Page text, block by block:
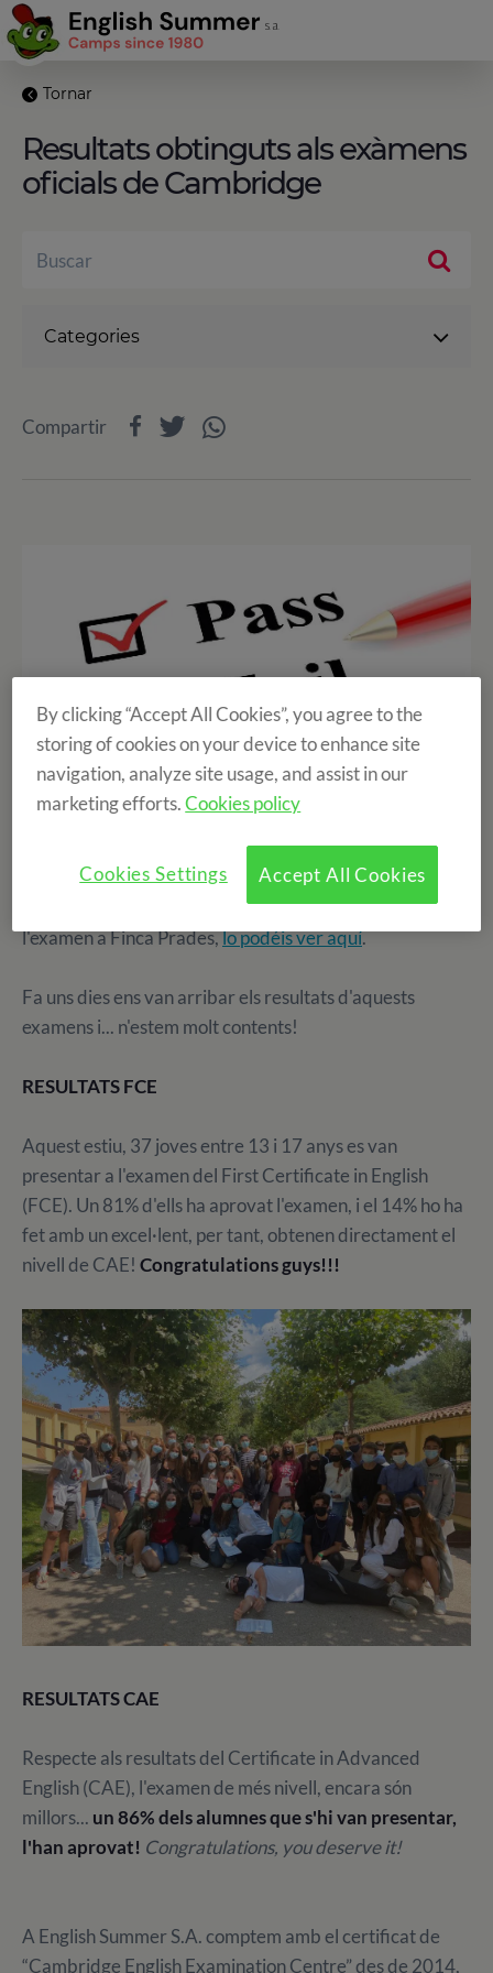
Tornar
Resultats obtinguts als exàmens
oficials de Cambridge
A finals d'agost us explicavem com els nostres alumnes
s'havien estat preparant pels exàmes oficials de
Cambridge FCE o CAE, i el moment de la realització de
l'examen a Finca Prades,lo podéis ver aquí.
Fa uns dies ens van arribar els resultats d'aquests
examens i... n'estem molt contents!
RESULTATS FCE
Aquest estiu, 37 joves entre 13 i 17 anys es van
presentar a l'examen del First Certificate in English
(FCE). Un 81% d'ells ha aprovat l'examen, i el 14% ho ha
fet amb un excel·lent, per tant, obtenen directament el
nivell de CAE! Congratulations guys!!!
RESULTATS CAE
Respecte als resultats del Certificate in Advanced
English (CAE), l'examen de més nivell, encara són
millors... un 86% dels alumnes que s'hi van presentar,
l'han aprovat! Congratulations, you deserve it!
A English Summer S.A. comptem amb el certificat de
“Cambridge English Examination Centre” des de 2014,
Categories
Compartir
By clicking “Accept All Cookies”, you agree to the
storing of cookies on your device to enhance site
navigation, analyze site usage, and assist in our
marketing efforts.Cookies policy
Accept All Cookies
Cookies Settings